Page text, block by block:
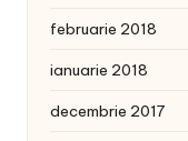
februarie 2018
ianuarie 2018
decembrie 2017